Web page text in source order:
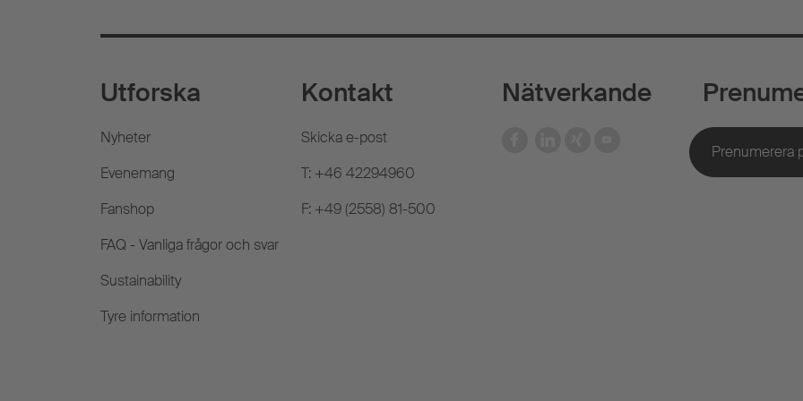
Utforska
Nyheter
Evenemang
Fanshop
FAQ - Vanliga frågor och svar
Sustainability
Tyre information
Kontakt
Skicka e-post
T: +46 42294960
F: +49 (2558) 81-500
Nätverkande